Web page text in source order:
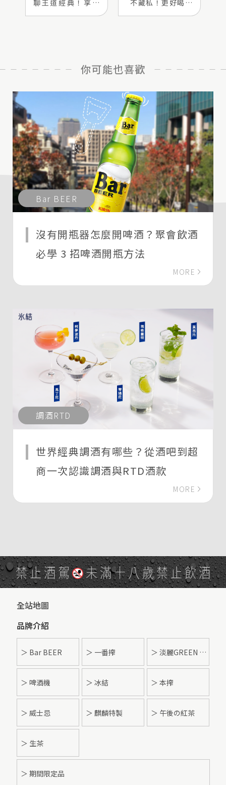
聊王道經典！享受
拉麵喝一番】
不藏私！更好喝的
一番美味秘技】
你可能也喜歡
Bar BEER
沒有開瓶器怎麼開啤酒？聚會飲酒
必學 3 招啤酒開瓶方法
MORE
調酒RTD
世界經典調酒有哪些？從酒吧到超
商一次認識調酒與RTD酒款
MORE
禁止酒駕 未滿十八歲禁止飲酒
全站地圖
品牌介紹
＞ Bar BEER ＞ 一番搾 ＞ 淡麗GREEN LABEL
＞ 啤酒機 ＞ 冰結 ＞ 本搾
＞ 威士忌 ＞ 麒麟特製 ＞ 午後の紅茶
＞ 生茶
＞ 期間限定品